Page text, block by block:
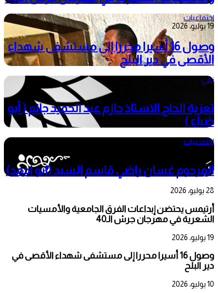
اجتماعيات
19 يوليو، 2026
وصول 16 أسيرا محررا إلى مستشفى شهداء
الأقصى في دير البلح
نعي
تعزية الحاج الاستاذ حازم عبد الحميد جانم ( أبو
ضياء )
اجتماعيات
المرحوم غسان راضي قاسم السيد (ابو احمد)
28 يوليو، 2026
أرتيمس يحتضن إبداعات الفرق الجامعية والأمسيات
الشعرية في مهرجان جرش الـ40
19 يوليو، 2026
وصول 16 أسيرا محررا إلى مستشفى شهداء الأقصى في
دير البلح
10 يوليو، 2026